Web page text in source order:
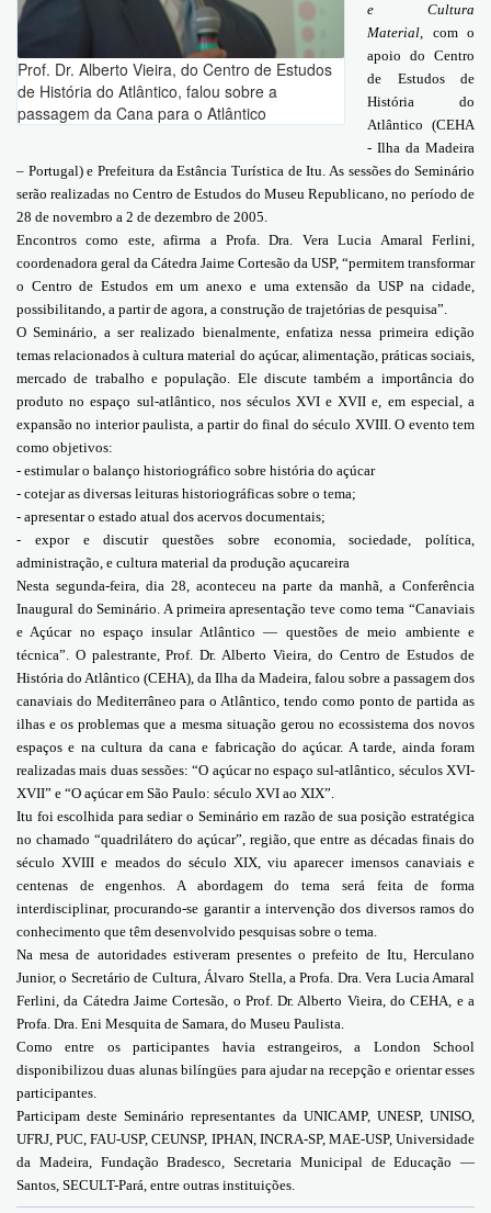
Prof. Dr. Alberto Vieira, do Centro de Estudos
de História do Atlântico, falou sobre a
passagem da Cana para o Atlântico
e Cultura
Material, com o
apoio do Centro
de Estudos de
História do
Atlântico (CEHA
- Ilha da Madeira
– Portugal) e Prefeitura da Estância Turística de Itu. As sessões do Seminário
serão realizadas no Centro de Estudos do Museu Republicano, no período de
28 de novembro a 2 de dezembro de 2005.
Encontros como este, afirma a Profa. Dra. Vera Lucia Amaral Ferlini,
coordenadora geral da Cátedra Jaime Cortesão da USP, “permitem transformar
o Centro de Estudos em um anexo e uma extensão da USP na cidade,
possibilitando, a partir de agora, a construção de trajetórias de pesquisa”.
O Seminário, a ser realizado bienalmente, enfatiza nessa primeira edição
temas relacionados à cultura material do açúcar, alimentação, práticas sociais,
mercado de trabalho e população. Ele discute também a importância do
produto no espaço sul-atlântico, nos séculos XVI e XVII e, em especial, a
expansão no interior paulista, a partir do final do século XVIII.O evento tem
como objetivos:
- estimular o balanço historiográfico sobre história do açúcar
- cotejar as diversas leituras historiográficas sobre o tema;
- apresentar o estado atual dos acervos documentais;
- expor e discutir questões sobre economia, sociedade, política,
administração, e cultura material da produção açucareira
Nesta segunda-feira, dia 28, aconteceu na parte da manhã, a Conferência
Inaugural do Seminário. A primeira apresentação teve como tema “Canaviais
e Açúcar no espaço insular Atlântico — questões de meio ambiente e
técnica”. O palestrante, Prof. Dr. Alberto Vieira, do Centro de Estudos de
História do Atlântico (CEHA), da Ilha da Madeira, falou sobre a passagem dos
canaviais do Mediterrâneo para o Atlântico, tendo como ponto de partida as
ilhas e os problemas que a mesma situação gerou no ecossistema dos novos
espaços e na cultura da cana e fabricação do açúcar. A tarde, ainda foram
realizadas mais duas sessões: “O açúcar no espaço sul-atlântico, séculos XVI-
XVII” e “O açúcar em São Paulo: século XVI ao XIX”.
Itu foi escolhida para sediar o Seminário em razão de sua posição estratégica
no chamado “quadrilátero do açúcar”, região, que entre as décadas finais do
século XVIII e meados do século XIX, viu aparecer imensos canaviais e
centenas de engenhos. A abordagem do tema será feita de forma
interdisciplinar, procurando-se garantir a intervenção dos diversos ramos do
conhecimento que têm desenvolvido pesquisas sobre o tema.
Na mesa de autoridades estiveram presentes o prefeito de Itu, Herculano
Junior, o Secretário de Cultura, Álvaro Stella, a Profa. Dra. Vera Lucia Amaral
Ferlini, da Cátedra Jaime Cortesão, o Prof. Dr. Alberto Vieira, do CEHA, e a
Profa. Dra. Eni Mesquita de Samara, do Museu Paulista.
Como entre os participantes havia estrangeiros, a London School
disponibilizou duas alunas bilíngües para ajudar na recepção e orientar esses
participantes.
Participam deste Seminário representantes da UNICAMP, UNESP, UNISO,
UFRJ, PUC, FAU-USP, CEUNSP, IPHAN, INCRA-SP, MAE-USP, Universidade
da Madeira, Fundação Bradesco, Secretaria Municipal de Educação —
Santos, SECULT-Pará, entre outras instituições.